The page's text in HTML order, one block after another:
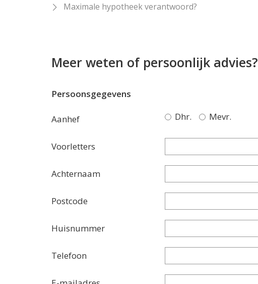
Maximale hypotheek verantwoord?
Meer weten of persoonlijk advies?
Persoonsgegevens
Aanhef Dhr. Mevr.
Voorletters
Achternaam
Postcode
Huisnummer
Telefoon